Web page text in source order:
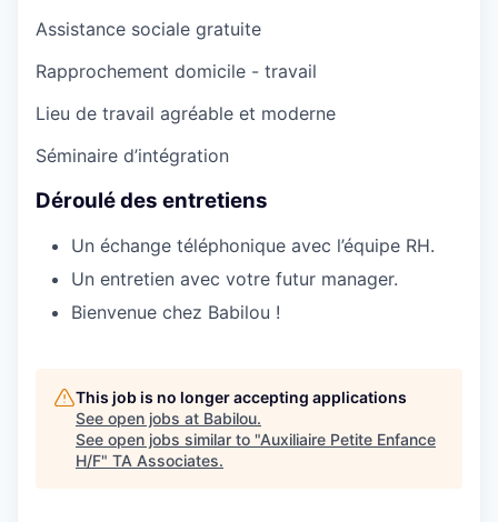
Assistance sociale gratuite
Rapprochement domicile - travail
Lieu de travail agréable et moderne
Séminaire d’intégration
Déroulé des entretiens
Un échange téléphonique avec l’équipe RH.
Un entretien avec votre futur manager.
Bienvenue chez Babilou !
This job is no longer accepting applications
See open jobs at Babilou.
See open jobs similar to "Auxiliaire Petite Enfance
H/F" TA Associates.